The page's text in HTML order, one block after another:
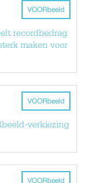
VOORbeeld
recordbedrag
maken voor
VOORbeeld
verkiezing
VOORbeeld